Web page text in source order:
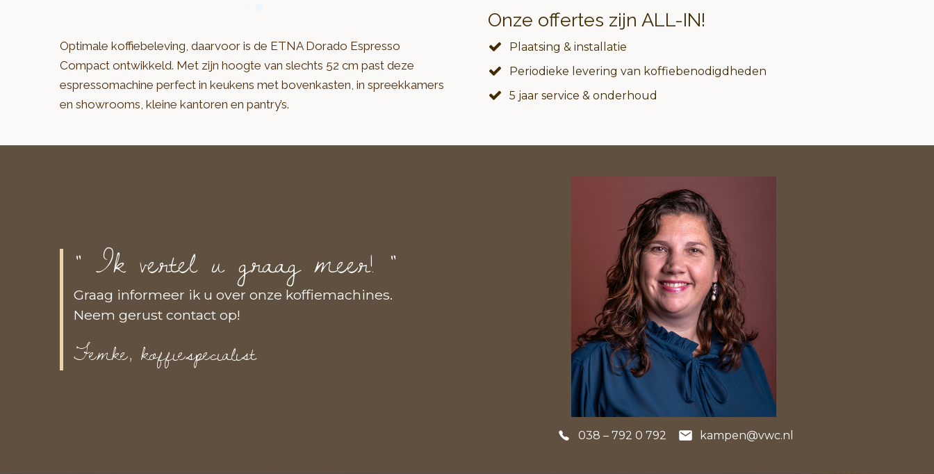
Optimale koffiebeleving, daarvoor is de ETNA Dorado Espresso
Compact ontwikkeld. Met zijn hoogte van slechts 52 cm past deze
espressomachine perfect in keukens met bovenkasten, in spreekkamers
en showrooms, kleine kantoren en pantry’s.
Onze offertes zijn ALL-IN!
Plaatsing & installatie
Periodieke levering van koffiebenodigdheden
5 jaar service & onderhoud
” Ik vertel u graag meer! “
Graag informeer ik u over onze koffiemachines.
Neem gerust contact op!
Femke, koffiespecialist
038 – 792 0 792 kampen@vwc.nl